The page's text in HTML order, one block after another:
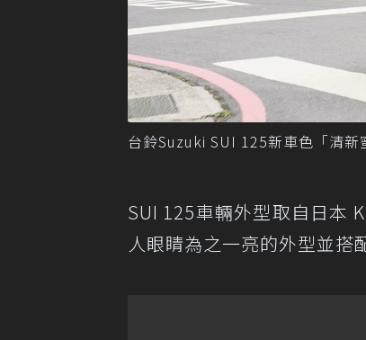
台鈴Suzuki SUI 125新車色「清
SUI 125車輛外型取自日本
人眼睛為之一亮的外型並搭